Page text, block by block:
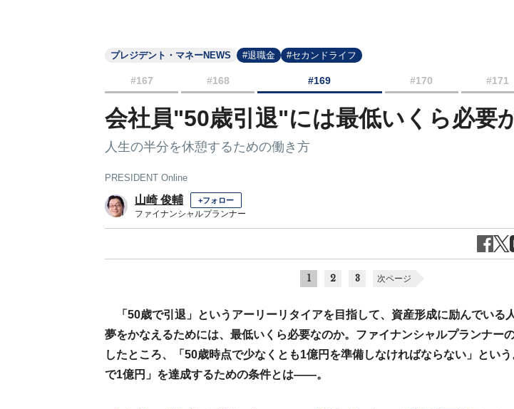
プレジデント・マネーNEWS #退職金 #セカンドライフ
#167 #168 #169 #170 #171
会社員"50歳引退"には最低いくら必要
人生の半分を休憩するための働き方
PRESIDENT Online
山崎 俊輔 +フォロー
ファイナンシャルプランナー
1 2 3 次ページ
「50歳で引退」というアーリーリタイアを目指して、資産形成に励んでいる
夢をかなえるためには、最低いくら必要なのか。ファイナンシャルプランナー
したところ、「50歳時点で少なくとも1億円を準備しなければならない」とい
で1億円」を達成するための条件とは――。